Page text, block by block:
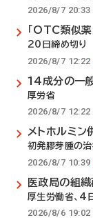
2026/8/7 20:33
「OTC類似
20日締め切り
2026/8/7 12:22
14成分の一
厚労省
2026/8/7 12:22
メトホルミン
初発膠芽腫の
2026/8/7 10:39
医政局の組
厚生労働省、4
2026/8/6 19:02